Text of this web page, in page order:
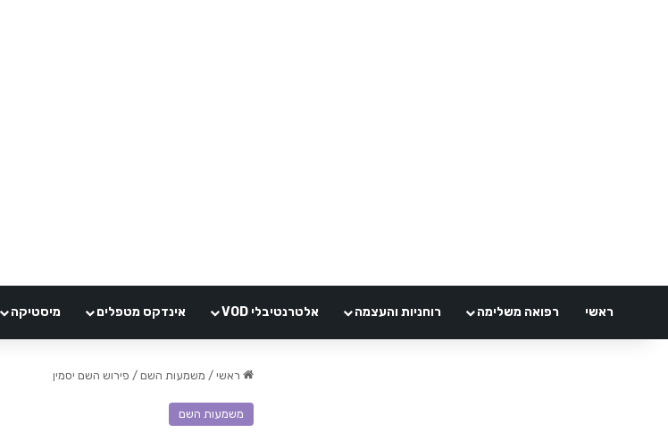
ראשי רפואה משלימה רוחניות והעצמה אלטרנטיבלי VOD אינדקס מטפלים מיסטיקה
ראשי / משמעות השם / פירוש השם יסמין
משמעות השם